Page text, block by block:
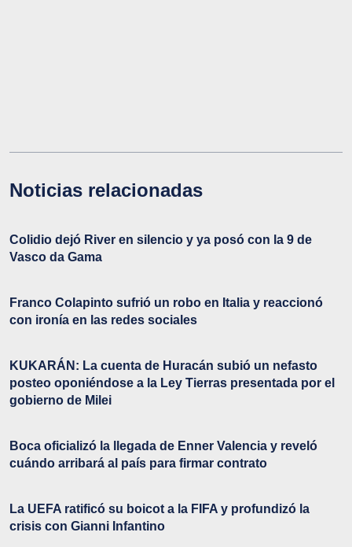
Noticias relacionadas
Colidio dejó River en silencio y ya posó con la 9 de
Vasco da Gama
Franco Colapinto sufrió un robo en Italia y reaccionó
con ironía en las redes sociales
KUKARÁN: La cuenta de Huracán subió un nefasto
posteo oponiéndose a la Ley Tierras presentada por el
gobierno de Milei
Boca oficializó la llegada de Enner Valencia y reveló
cuándo arribará al país para firmar contrato
La UEFA ratificó su boicot a la FIFA y profundizó la
crisis con Gianni Infantino